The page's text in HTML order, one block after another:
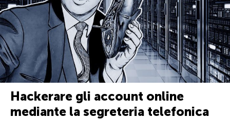
Hackerare gli account online
mediante la segreteria telefonica